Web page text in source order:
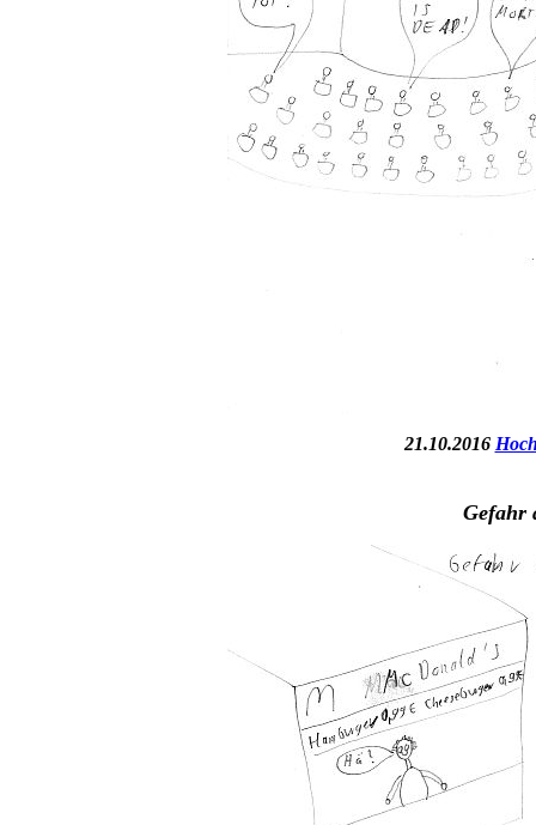
21.10.2016
Gefahr